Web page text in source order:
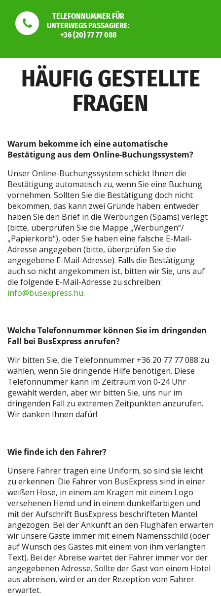
TELEFONNUMMER FÜR
UNTERWEGS PASSAGIERE:
+36 (20) 77 77 088
HÄUFIG GESTELLTE
FRAGEN
Warum bekomme ich eine automatische
Bestätigung aus dem Online-Buchungssystem?
Unser Online-Buchungssystem schickt Ihnen die
Bestätigung automatisch zu, wenn Sie eine Buchung
vornehmen. Sollten Sie die Bestätigung doch nicht
bekommen, das kann zwei Gründe haben: entweder
haben Sie den Brief in die Werbungen (Spams) verlegt
(bitte, überprüfen Sie die Mappe „Werbungen“/
„Papierkorb“), oder Sie haben eine falsche E-Mail-
Adresse angegeben (bitte, überprüfen Sie die
angegebene E-Mail-Adresse). Falls die Bestätigung
auch so nicht angekommen ist, bitten wir Sie, uns auf
die folgende E-Mail-Adresse zu schreiben:
info@busexpress.hu.
Welche Telefonnummer können Sie im dringenden
Fall bei BusExpress anrufen?
Wir bitten Sie, die Telefonnummer +36 20 77 77 088 zu
wählen, wenn Sie dringende Hilfe benötigen. Diese
Telefonnummer kann im Zeitraum von 0-24 Uhr
gewählt werden, aber wir bitten Sie, uns nur im
dringenden Fall zu extremen Zeitpunkten anzurufen.
Wir danken Ihnen dafür!
Wie finde ich den Fahrer?
Unsere Fahrer tragen eine Uniform, so sind sie leicht
zu erkennen. Die Fahrer von BusExpress sind in einer
weißen Hose, in einem am Kragen mit einem Logo
versehenen Hemd und in einem dunkelfarbigen und
mit der Aufschrift BusExpress beschrifteten Mantel
angezogen. Bei der Ankunft an den Flughäfen erwarten
wir unsere Gäste immer mit einem Namensschild (oder
auf Wunsch des Gastes mit einem von ihm verlangten
Text). Bei der Abreise wartet der Fahrer immer vor der
angegebenen Adresse. Sollte der Gast von einem Hotel
aus abreisen, wird er an der Rezeption vom Fahrer
erwartet.